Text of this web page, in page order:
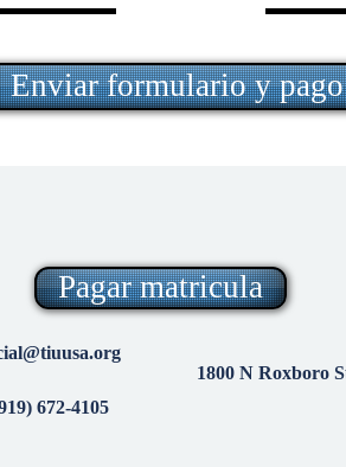
Enviar formulario y pago
Pagar matricula
1800 N Roxboro
672-4105